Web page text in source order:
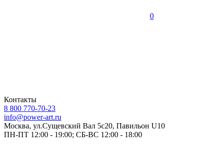
0
Контакты
8 800 770-70-23
info@power-art.ru
Москва, ул.Сущевский Вал 5с20, Павильон U10
ПН-ПТ 12:00 - 19:00; СБ-ВС 12:00 - 18:00